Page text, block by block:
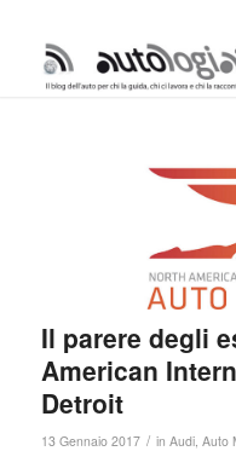
Il parere degli
American
Detroit
13 Gennaio 2017 / in Audi, Auto